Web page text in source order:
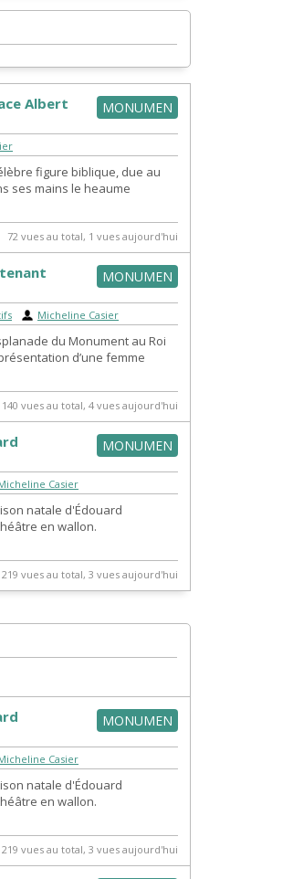
MONUMEN
Albert
figure biblique, due au
ses mains le heaume
72 vues au total, 1 vues aujourd'hui
MONUMEN
Micheline Casier
du Monument au Roi
d’une femme
140 vues au total, 4 vues aujourd'hui
MONUMEN
Casier
natale d'Édouard
en wallon.
219 vues au total, 3 vues aujourd'hui
MONUMEN
Casier
natale d'Édouard
en wallon.
219 vues au total, 3 vues aujourd'hui